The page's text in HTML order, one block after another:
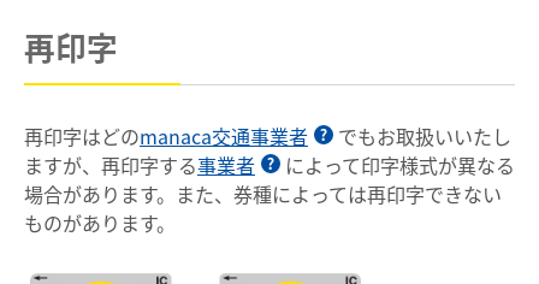
臨時列車情報
路線・駅情報
名古屋本線
豊川線
西尾線・蒲郡線
再印字
再印字はどのmanaca交通事業者
でもお取扱いいたし
ますが、再印字する事業者
によって印字様式が異なる
場合があります。また、券種によっては再印字できない
ものがあります。